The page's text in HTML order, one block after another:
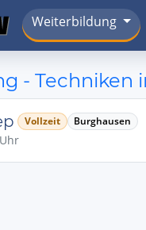
Weiterbildung
- Techniken
Vollzeit Burghausen